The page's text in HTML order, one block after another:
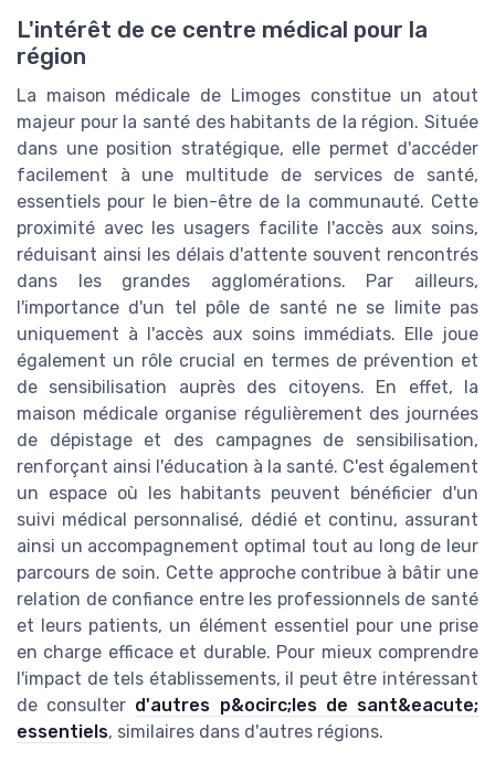
L'intérêt de ce centre médical pour la
région
La maison médicale de Limoges constitue un atout
majeur pour la santé des habitants de la région. Située
dans une position stratégique, elle permet d'accéder
facilement à une multitude de services de santé,
essentiels pour le bien-être de la communauté. Cette
proximité avec les usagers facilite l'accès aux soins,
réduisant ainsi les délais d'attente souvent rencontrés
dans les grandes agglomérations. Par ailleurs,
l'importance d'un tel pôle de santé ne se limite pas
uniquement à l'accès aux soins immédiats. Elle joue
également un rôle crucial en termes de prévention et
de sensibilisation auprès des citoyens. En effet, la
maison médicale organise régulièrement des journées
de dépistage et des campagnes de sensibilisation,
renforçant ainsi l'éducation à la santé. C'est également
un espace où les habitants peuvent bénéficier d'un
suivi médical personnalisé, dédié et continu, assurant
ainsi un accompagnement optimal tout au long de leur
parcours de soin. Cette approche contribue à bâtir une
relation de confiance entre les professionnels de santé
et leurs patients, un élément essentiel pour une prise
en charge efficace et durable. Pour mieux comprendre
l'impact de tels établissements, il peut être intéressant
de consulter d'autres p&ocirc;les de sant&eacute;
essentiels, similaires dans d'autres régions.